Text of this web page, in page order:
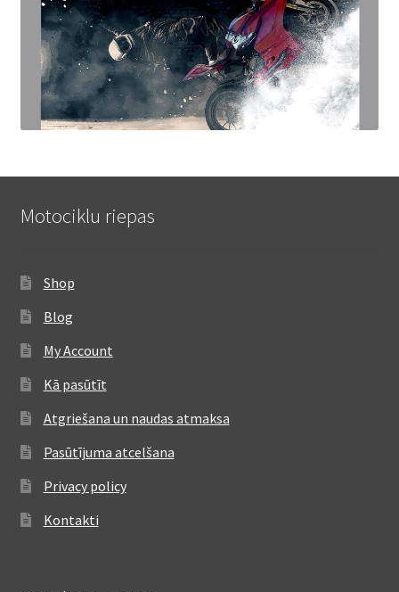
Motociklu riepas
Shop
Blog
My Account
Kā pasūtīt
Atgriešana un naudas atmaksa
Pasūtījuma atcelšana
Privacy policy
Kontakti